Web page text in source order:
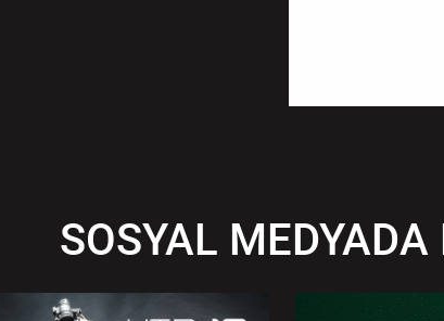
SOSYAL MEDYADA